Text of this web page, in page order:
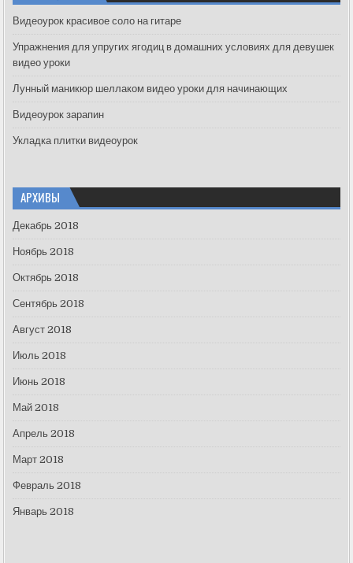
h
f
r
:
Видеоурок красивое соло на гитаре
Упражнения для упругих ягодиц в домашних условиях для девушек
видео уроки
Лунный маникюр шеллаком видео уроки для начинающих
Видеоурок зарапин
Укладка плитки видеоурок
АРХИВЫ
Декабрь 2018
Ноябрь 2018
Октябрь 2018
Сентябрь 2018
Август 2018
Июль 2018
Июнь 2018
Май 2018
Апрель 2018
Март 2018
Февраль 2018
Январь 2018